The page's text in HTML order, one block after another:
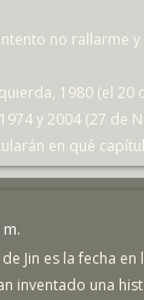
no rallarme
1980 (el
y 2004 (27 de
en qué
Jin es la fecha
inventado una